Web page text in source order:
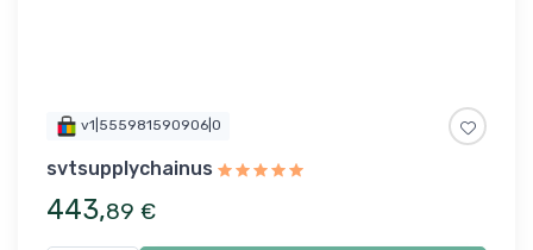
v1|555981590906|0
svtsupplychainus
443,89 €